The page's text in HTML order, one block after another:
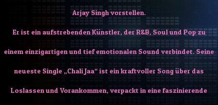
Arjay Singh vorstellen.
Er ist ein aufstrebenden Künstler, der R&B, Soul und Pop zu
einem einzigartigen und tief emotionalen Sound verbindet. Seine
neueste Single „Chali Jaa“ ist ein kraftvoller Song über das
Loslassen und Vorankommen, verpackt in eine faszinierende